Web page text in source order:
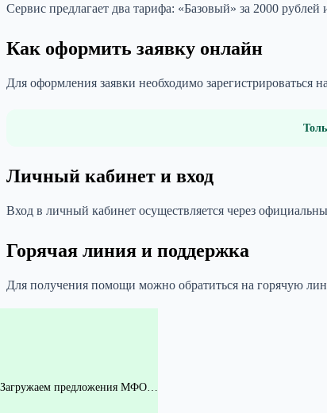
Сервис предлагает два тарифа: «Базовый» за 2000
Как оформить заявку онлайн
Для оформления заявки необходимо зарегистрироваться
Личный кабинет и вход
Вход в личный кабинет осуществляется через
Горячая линия и поддержка
Для получения помощи можно обратиться на горячую
Загружаем предложения МФО…